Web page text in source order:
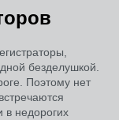
безделушкой.
Поэтому нет
в недорогих